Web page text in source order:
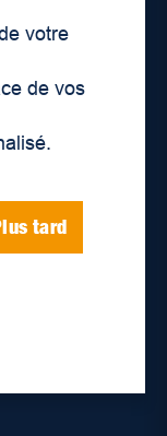
votre
de vos
tard